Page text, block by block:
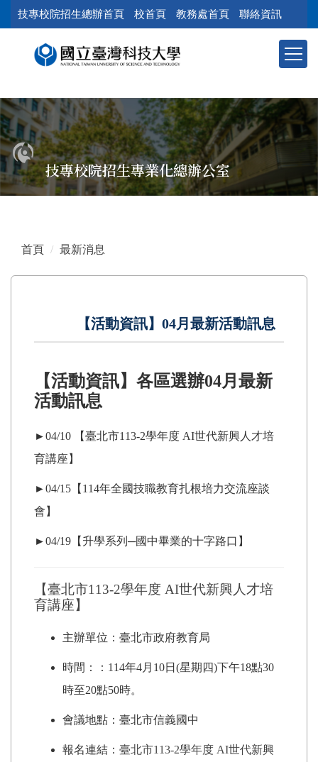
到
容
區
塊
技專校院招生總辦首頁 校首頁 教務處首頁 聯絡資訊
技專校院招生專業化總辦公室
首頁 最新消息
【活動資訊】04月最新活動訊息
【活動資訊】各區選辦04月最新
活動訊息
►04/10 【臺北市113-2學年度 AI世代新興人才培
育講座】
►04/15【114年全國技職教育扎根培力交流座談
會】
►04/19【升學系列─國中畢業的十字路口】
【臺北市113-2學年度 AI世代新興人才培
育講座】
主辦單位：臺北市政府教育局
時間：：114年4月10日(星期四)下午18點30
時至20點50時。
會議地點：臺北市信義國中
報名連結： 臺北市113-2學年度 AI世代新興